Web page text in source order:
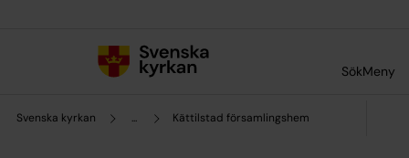
SökMeny
Svenska kyrkan ... Kättilstad församlingshem